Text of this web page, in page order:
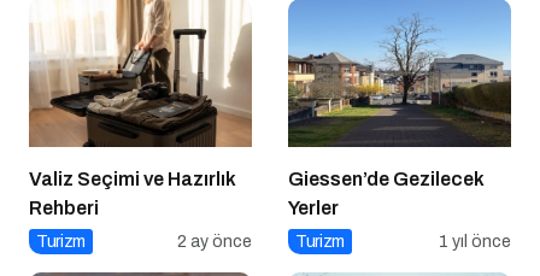
Valiz Seçimi ve Hazırlık
Rehberi
Turizm 2 ay önce
Giessen’de Gezilecek
Yerler
Turizm 1 yıl önce